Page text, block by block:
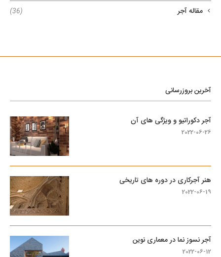
مقاله آجر (36)
آخرین بروزرسانی
آجر دکوراتیو و ویژگی های آن
2022-06-26
هنر آجرکاری در دوره های تاریخی
2022-06-19
آجر نسوز نما در معماری نوین
2022-06-12